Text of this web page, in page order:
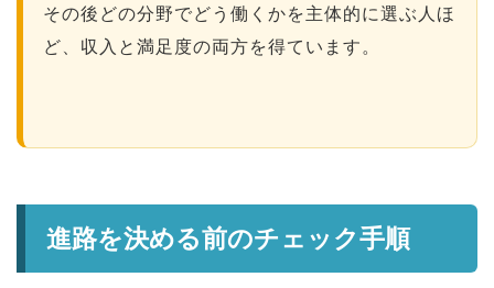
その後どの分野でどう働くかを主体的に選ぶ人ほ
ど、収入と満足度の両方を得ています。
進路を決める前のチェック手順